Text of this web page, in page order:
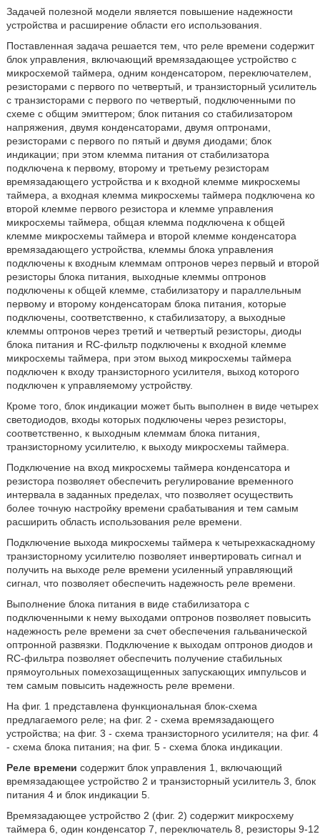
Задачей полезной модели является повышение надежности
устройства и расширение области его использования.
Поставленная задача решается тем, что реле времени содержит
блок управления, включающий времязадающее устройство с
микросхемой таймера, одним конденсатором, переключателем,
резисторами с первого по четвертый, и транзисторный усилитель
с транзисторами с первого по четвертый, подключенными по
схеме с общим эмиттером; блок питания со стабилизатором
напряжения, двумя конденсаторами, двумя оптронами,
резисторами с первого по пятый и двумя диодами; блок
индикации; при этом клемма питания от стабилизатора
подключена к первому, второму и третьему резисторам
времязадающего устройства и к входной клемме микросхемы
таймера, а входная клемма микросхемы таймера подключена ко
второй клемме первого резистора и клемме управления
микросхемы таймера, общая клемма подключена к общей
клемме микросхемы таймера и второй клемме конденсатора
времязадающего устройства, клеммы блока управления
подключены к входным клеммам оптронов через первый и второй
резисторы блока питания, выходные клеммы оптронов
подключены к общей клемме, стабилизатору и параллельным
первому и второму конденсаторам блока питания, которые
подключены, соответственно, к стабилизатору, а выходные
клеммы оптронов через третий и четвертый резисторы, диоды
блока питания и RC-фильтр подключены к входной клемме
микросхемы таймера, при этом выход микросхемы таймера
подключен к входу транзисторного усилителя, выход которого
подключен к управляемому устройству.
Кроме того, блок индикации может быть выполнен в виде четырех
светодиодов, входы которых подключены через резисторы,
соответственно, к выходным клеммам блока питания,
транзисторному усилителю, к выходу микросхемы таймера.
Подключение на вход микросхемы таймера конденсатора и
резистора позволяет обеспечить регулирование временного
интервала в заданных пределах, что позволяет осуществить
более точную настройку времени срабатывания и тем самым
расширить область использования реле времени.
Подключение выхода микросхемы таймера к четырехкаскадному
транзисторному усилителю позволяет инвертировать сигнал и
получить на выходе реле времени усиленный управляющий
сигнал, что позволяет обеспечить надежность реле времени.
Выполнение блока питания в виде стабилизатора с
подключенными к нему выходами оптронов позволяет повысить
надежность реле времени за счет обеспечения гальванической
оптронной развязки. Подключение к выходам оптронов диодов и
RC-фильтра позволяет обеспечить получение стабильных
прямоугольных помехозащищенных запускающих импульсов и
тем самым повысить надежность реле времени.
На фиг. 1 представлена функциональная блок-схема
предлагаемого реле; на фиг. 2 - схема времязадающего
устройства; на фиг. 3 - схема транзисторного усилителя; на фиг. 4
- схема блока питания; на фиг. 5 - схема блока индикации.
Реле времени содержит блок управления 1, включающий
времязадающее устройство 2 и транзисторный усилитель 3, блок
питания 4 и блок индикации 5.
Времязадающее устройство 2 (фиг. 2) содержит микросхему
таймера 6, один конденсатор 7, переключатель 8, резисторы 9-12